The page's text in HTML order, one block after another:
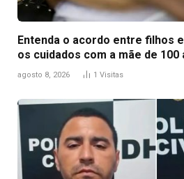
Entenda o acordo entre filhos
os cuidados com a mãe de 100
agosto 8, 2026 1 Visitas